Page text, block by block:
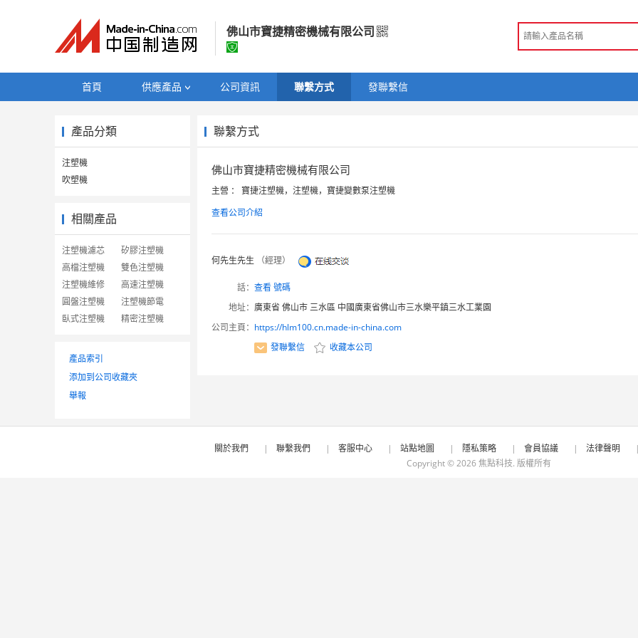
佛山市寶捷精密機械有限公司
佛山市寶捷精密機械有限公司
所在地區：
認證資訊：
工商 資訊
首頁 供應產品 公司資訊 聯繫方式 發聯繫信
產品分類
注塑機
吹塑機
相關產品
注塑機濾芯
矽膠注塑機
高檔注塑機
雙色注塑機
注塑機維修
高速注塑機
圓盤注塑機
注塑機節電
臥式注塑機
精密注塑機
產品索引
添加到公司收藏夾
舉報
聯繫方式
佛山市寶捷精密機械有限公司
主營 ： 寶捷注塑機，注塑機，寶捷變數泵注塑機
查看公司介紹
何先生先生 （經理）
話： 查看 號碼
地址： 廣東省 佛山市 三水區 中國廣東省佛山市三水樂平鎮三水工業園
公司主頁： https://hlm100.cn.made-in-china.com
發聯繫信
收藏本公司
關於我們 | 聯繫我們 | 客服中心 | 站點地圖 | 隱私策略 | 會員協議 | 法律聲明 |
Copyright © 2026 焦點科技. 版權所有